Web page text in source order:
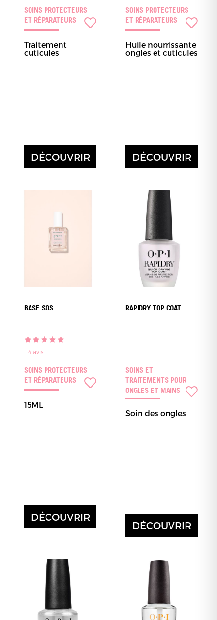
SOINS PROTECTEURS
ET RÉPARATEURS
Traitement
cuticules
DÉCOUVRIR
SOINS PROTECTEURS
ET RÉPARATEURS
Huile nourrissante
ongles et cuticules
DÉCOUVRIR
BASE SOS
4 avis
SOINS PROTECTEURS
ET RÉPARATEURS
15ML
DÉCOUVRIR
RAPIDRY TOP COAT
SOINS ET
TRAITEMENTS POUR
ONGLES ET MAINS
Soin des ongles
DÉCOUVRIR